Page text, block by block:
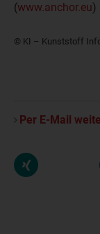
(www.anchor.eu)
© KI – Kunststoff
Per E-Mail